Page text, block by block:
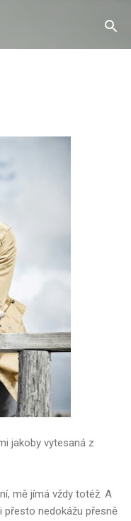
jakoby vytesaná z
mě jímá vždy totéž. A
přesto nedokážu přesně